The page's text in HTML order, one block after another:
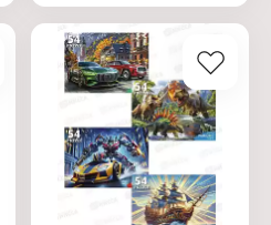
Размер коробки: 9х8х2,5
см
Количество элементов:
54 элемента
Материал: картон
Упаковка: в коробке
Рекомендуемый возраст:
от 3 лет